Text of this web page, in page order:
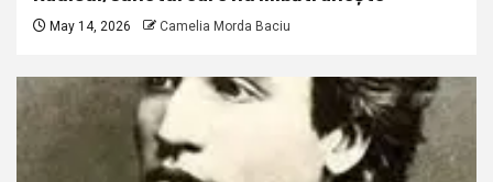
May 14, 2026 Camelia Morda Baciu